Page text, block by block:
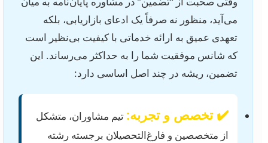
می‌آید، منظور نه صرفاً یک ادعای بازاریابی، بلکه
تعهدی عمیق به ارائه خدماتی با کیفیت بی‌نظیر است
که شانس موفقیت شما را به حداکثر می‌رساند. این
تضمین، ریشه در چند اصل اساسی دارد:
✔️ تخصص و تجربه:تیم مشاوران، متشکل
از متخصصین و فارغ‌التحصیلان برجسته رشته